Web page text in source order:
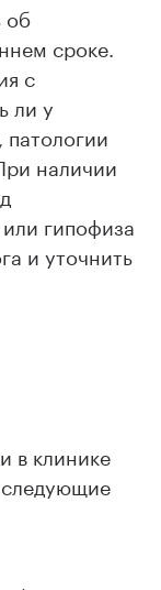
об
сроке.
с
ли у
патологии
наличии
гипофиза
и уточнить
в клинике